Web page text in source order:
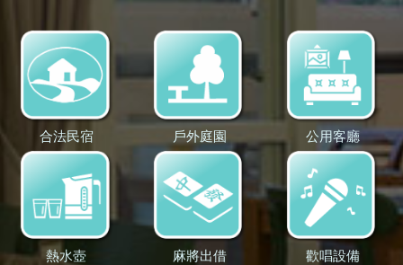
合法民宿 戶外庭園 公用客廳
熱水壺 麻將出借 歡唱設備